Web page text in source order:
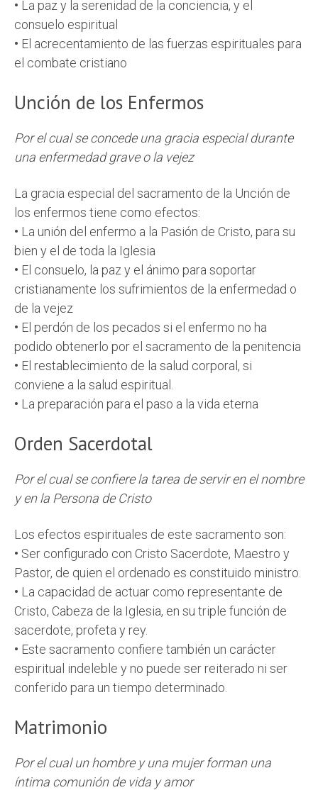
• La paz y la serenidad de la conciencia, y el
consuelo espiritual
• El acrecentamiento de las fuerzas espirituales para
el combate cristiano
Unción de los Enfermos
Por el cual se concede una gracia especial durante
una enfermedad grave o la vejez
La gracia especial del sacramento de la Unción de
los enfermos tiene como efectos:
• La unión del enfermo a la Pasión de Cristo, para su
bien y el de toda la Iglesia
• El consuelo, la paz y el ánimo para soportar
cristianamente los sufrimientos de la enfermedad o
de la vejez
• El perdón de los pecados si el enfermo no ha
podido obtenerlo por el sacramento de la penitencia
• El restablecimiento de la salud corporal, si
conviene a la salud espiritual
• La preparación para el paso a la vida eterna
Orden Sacerdotal
Por el cual se confiere la tarea de servir en el nombre
y en la Persona de Cristo
Los efectos espirituales de este sacramento son:
• Ser configurado con Cristo Sacerdote, Maestro y
Pastor, de quien el ordenado es constituido ministro.
• La capacidad de actuar como representante de
Cristo, Cabeza de la Iglesia, en su triple función de
sacerdote, profeta y rey.
• Este sacramento confiere también un carácter
espiritual indeleble y no puede ser reiterado ni ser
conferido para un tiempo determinado
Matrimonio
Por el cual un hombre y una mujer forman una
íntima comunión de vida y amor